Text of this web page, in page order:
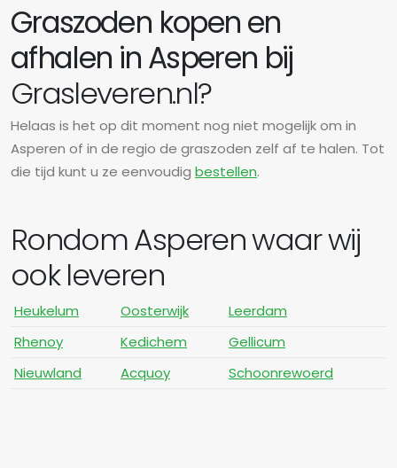
Graszoden kopen en
afhalen in Asperen bij
Grasleveren.nl?
Helaas is het op dit moment nog niet mogelijk om in
Asperen of in de regio de graszoden zelf af te halen. Tot
die tijd kunt u ze eenvoudig bestellen.
Rondom Asperen waar wij
ook leveren
Heukelum Oosterwijk
Leerdam
Rhenoy
Kedichem
Gellicum
Nieuwland
Acquoy Schoonrewoerd